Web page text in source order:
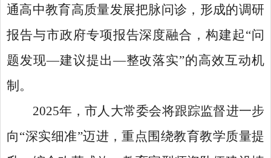
通高中教育高质量发展把脉问诊，形成的调研
报告与市政府专项报告深度融合，构建起“问
题发现—建议提出—整改落实”的高效互动机
制。
2025年，市人大常委会将跟踪监督进一步
向“深实细准”迈进，重点围绕教育教学质量提